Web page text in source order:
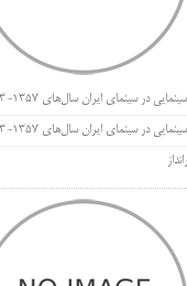
ایران سال‌های 1357-1343، قسمت دوم
سینمای ایران سال‌های 1357-1343